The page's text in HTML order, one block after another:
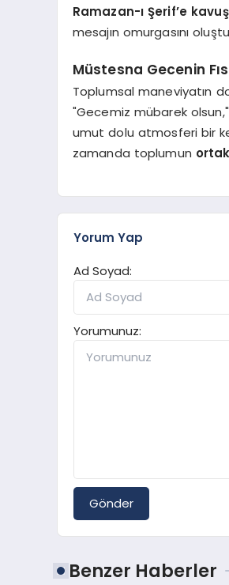
Ramazan-ı Şerif’e
mesajın omurgasını
Müstesna Gecenin
Toplumsal maneviyatın
"Gecemiz mübarek
umut dolu atmosferi bir
zamanda toplumun
Yorum Yap
Ad Soyad:
Yorumunuz:
Gönder
Benzer Haberler